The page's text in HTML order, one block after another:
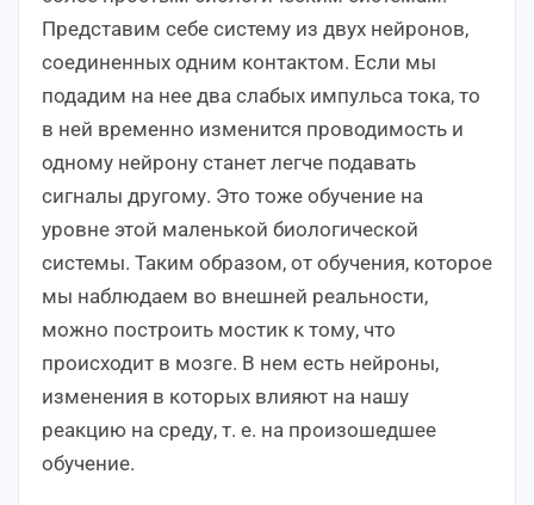
Представим себе систему из двух нейронов,
соединенных одним контактом. Если мы
подадим на нее два слабых импульса тока, то
в ней временно изменится проводимость и
одному нейрону станет легче подавать
сигналы другому. Это тоже обучение на
уровне этой маленькой биологической
системы. Таким образом, от обучения, которое
мы наблюдаем во внешней реальности,
можно построить мостик к тому, что
происходит в мозге. В нем есть нейроны,
изменения в которых влияют на нашу
реакцию на среду, т. е. на произошедшее
обучение.